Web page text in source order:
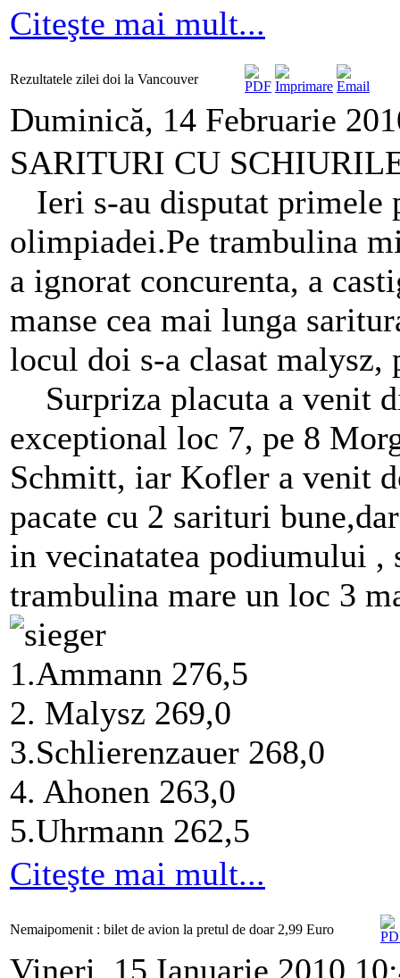
Citeşte mai mult...
Rezultatele zilei doi la Vancouver
Duminică, 14 Februarie
SARITURI CU
Ieri s-au disputat primele
olimpiadei.Pe trambulina
a ignorat concurenta, a
manse cea mai lunga
locul doi s-a clasat malysz,
Surpriza placuta a venit
exceptional loc 7, pe 8
Schmitt, iar Kofler a venit
pacate cu 2 sarituri
in vecinatatea podiumului ,
trambulina mare un loc 3
1.Ammann 276,5
2. Malysz 269,0
3.Schlierenzauer 268,0
4. Ahonen 263,0
5.Uhrmann 262,5
Citeşte mai mult...
Nemaipomenit : bilet de avion la pretul de doar 2,99 Euro
Vineri, 15 Ianuarie 2010